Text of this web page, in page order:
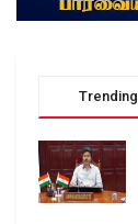
Trending